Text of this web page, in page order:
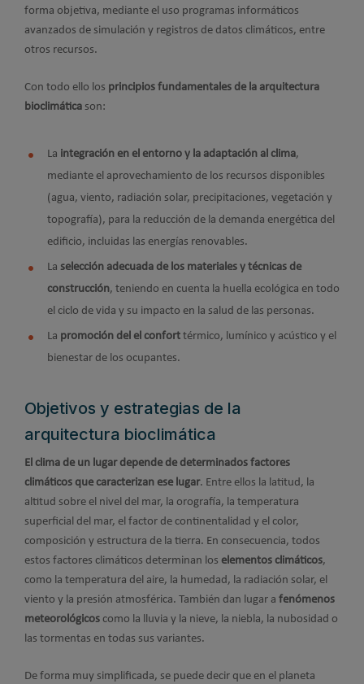
forma objetiva, mediante el uso programas informáticos
avanzados de simulación y registros de datos climáticos, entre
otros recursos.
Con todo ello los principios fundamentales de la arquitectura
bioclimática son:
La integración en el entorno y la adaptación al clima,
mediante el aprovechamiento de los recursos disponibles
(agua, viento, radiación solar, precipitaciones, vegetación y
topografía), para la reducción de la demanda energética del
edificio, incluidas las energías renovables.
La selección adecuada de los materiales y técnicas de
construcción, teniendo en cuenta la huella ecológica en todo
el ciclo de vida y su impacto en la salud de las personas.
La promoción del el confort térmico, lumínico y acústico y el
bienestar de los ocupantes.
Objetivos y estrategias de la
arquitectura bioclimática
El clima de un lugar depende de determinados factores
climáticos que caracterizan ese lugar. Entre ellos la latitud, la
altitud sobre el nivel del mar, la orografía, la temperatura
superficial del mar, el factor de continentalidad y el color,
composición y estructura de la tierra. En consecuencia, todos
estos factores climáticos determinan los elementos climáticos,
como la temperatura del aire, la humedad, la radiación solar, el
viento y la presión atmosférica. También dan lugar a fenómenos
meteorológicos como la lluvia y la nieve, la niebla, la nubosidad o
las tormentas en todas sus variantes.
De forma muy simplificada, se puede decir que en el planeta